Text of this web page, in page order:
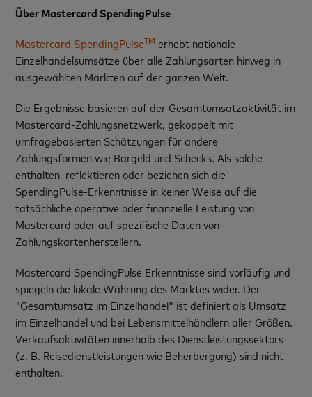
Über Mastercard SpendingPulse
Mastercard SpendingPulseTM erhebt nationale
Einzelhandelsumsätze über alle Zahlungsarten hinweg in
ausgewählten Märkten auf der ganzen Welt.
Die Ergebnisse basieren auf der Gesamtumsatzaktivität im
Mastercard-Zahlungsnetzwerk, gekoppelt mit
umfragebasierten Schätzungen für andere
Zahlungsformen wie Bargeld und Schecks. Als solche
enthalten, reflektieren oder beziehen sich die
SpendingPulse-Erkenntnisse in keiner Weise auf die
tatsächliche operative oder finanzielle Leistung von
Mastercard oder auf spezifische Daten von
Zahlungskartenherstellern.
Mastercard SpendingPulse Erkenntnisse sind vorläufig und
spiegeln die lokale Währung des Marktes wider. Der
"Gesamtumsatz im Einzelhandel" ist definiert als Umsatz
im Einzelhandel und bei Lebensmittelhändlern aller Größen.
Verkaufsaktivitäten innerhalb des Dienstleistungssektors
(z. B. Reisedienstleistungen wie Beherbergung) sind nicht
enthalten.